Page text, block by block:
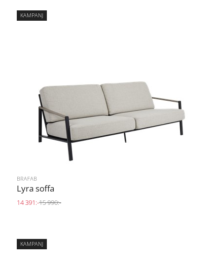
KAMPANJ
BRAFAB
Lyra soffa
14 391:-15 990:-
KAMPANJ